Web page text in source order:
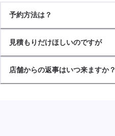
予約方法は？
見積もりだけほしいのですが
店舗からの返事はいつ来ますか？